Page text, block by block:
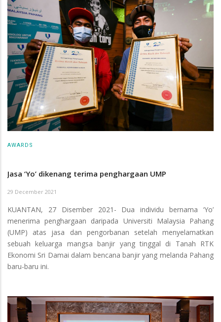
AWARDS
Jasa ‘Yo’ dikenang terima penghargaan UMP
29 December 2021
KUANTAN, 27 Disember 2021- Dua individu bernama ‘Yo’
menerima penghargaan daripada Universiti Malaysia Pahang
(UMP) atas jasa dan pengorbanan setelah menyelamatkan
sebuah keluarga mangsa banjir yang tinggal di Tanah RTK
Ekonomi Sri Damai dalam bencana banjir yang melanda Pahang
baru-baru ini.